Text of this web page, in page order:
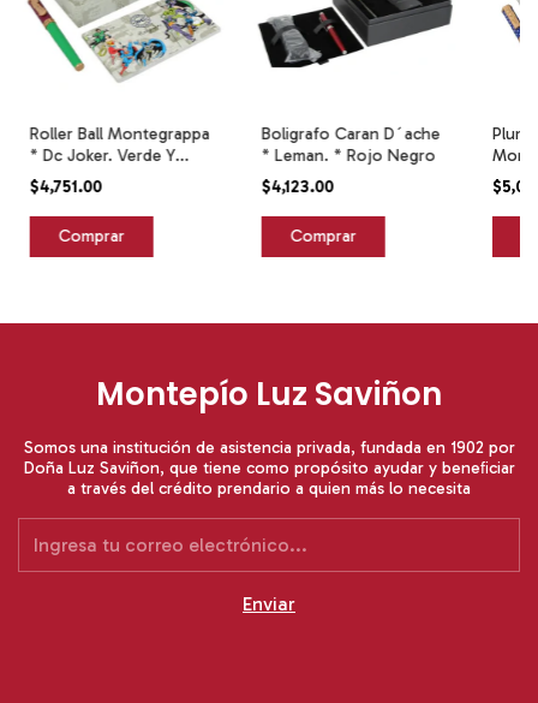
Roller Ball Montegrappa
* Dc Joker. Verde Y
Magenta Negro
$4,751.00
Boligrafo Caran D´ache
* Leman. * Rojo Negro
$4,123.00
Montepío Luz Saviñon
Somos una institución de asistencia privada, fundada en 1902 por
Doña Luz Saviñon, que tiene como propósito ayudar y beneﬁciar
a través del crédito prendario a quien más lo necesita